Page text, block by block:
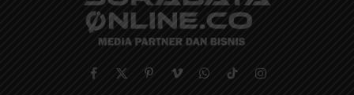
Facebook
X
PinterestVimeoWhatsApp
TikTokInstagram